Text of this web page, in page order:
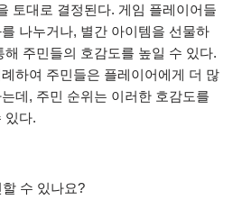
토대로 결정된다. 게임 플레이어들
나누거나, 별간 아이템을 선물하
주민들의 호감도를 높일 수 있다.
하여 주민들은 플레이어에게 더 많
데, 주민 순위는 이러한 호감도를
있다.
수 있나요?